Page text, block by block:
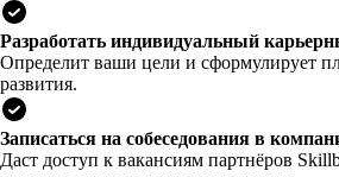
Разработать индивидуальный
Определит ваши цели и сформулирует
развития.
Записаться на собеседования в
Даст доступ к вакансиям партнёров